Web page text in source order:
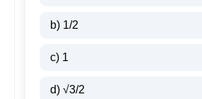
b) 1/2
c) 1
d) √3/2